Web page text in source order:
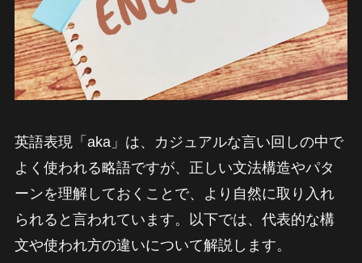
英語表現「aka」は、カジュアルな言い回しの中で
よく使われる略語ですが、正しい文法構造やパタ
ーンを理解しておくことで、より自然に取り入れ
られると言われています。以下では、代表的な構
文や使われ方の違いについて解説します。